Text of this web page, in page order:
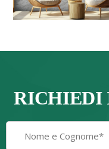
RICHIEDI